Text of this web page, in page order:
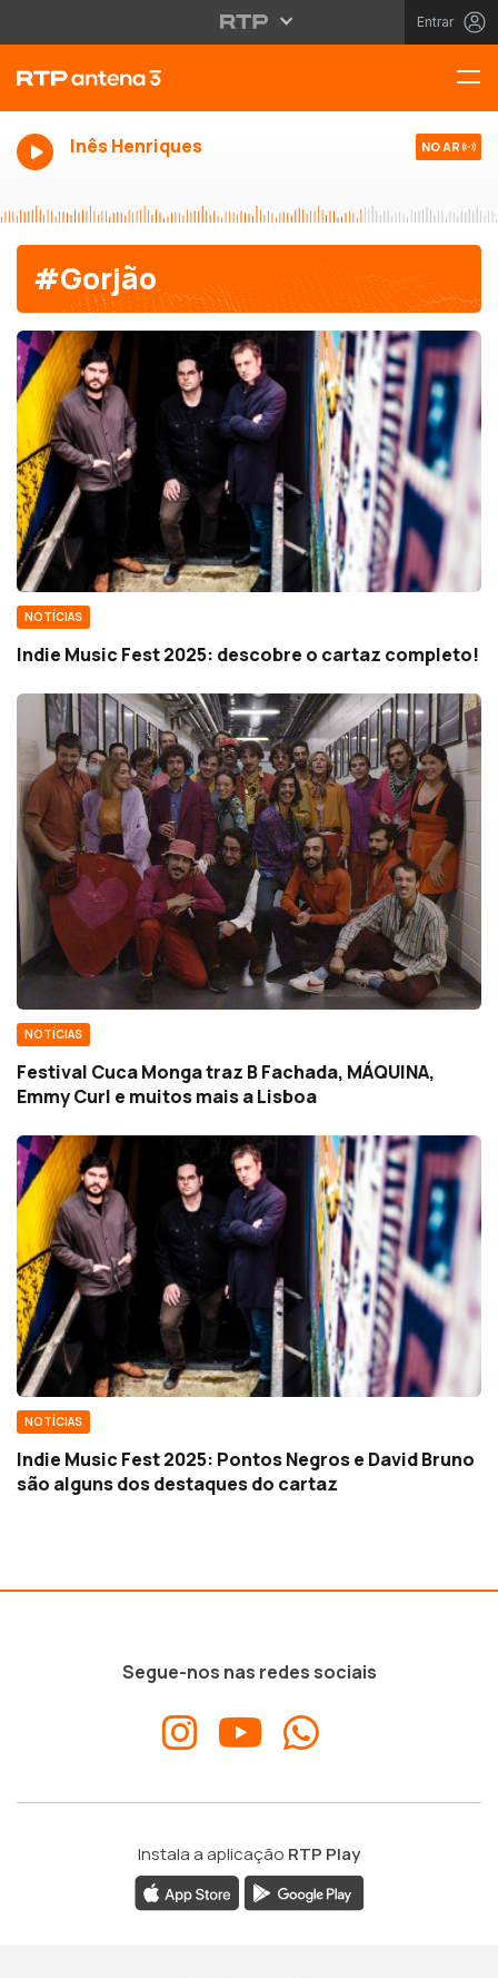
Entrar
Inês Henriques NO AR
#Gorjão
NOTÍCIAS
Indie Music Fest 2025: descobre o cartaz completo!
NOTÍCIAS
Festival Cuca Monga traz B Fachada, MÁQUINA,
Emmy Curl e muitos mais a Lisboa
NOTÍCIAS
Indie Music Fest 2025: Pontos Negros e David Bruno
são alguns dos destaques do cartaz
Segue-nos nas redes sociais
Instala a aplicação RTP Play